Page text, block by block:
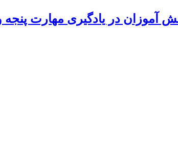
در یادگیری مهارت پنجه